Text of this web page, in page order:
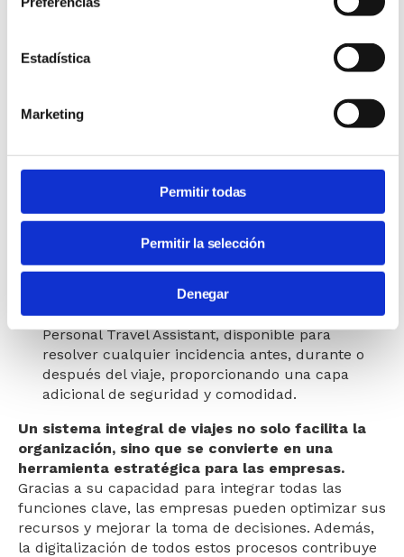
Estadística
Marketing
Permitir todas
Permitir la selección
Denegar
Al contar
con una plataforma intuitiva que facilita la
planificación de viajes, los empleados pueden
autónoma y acorde a sus preferencias, lo que se
traduce en mayor satisfacción y eficiencia.
Mejor control y visibilidad:Con un sistema
integral, las empresas tienen acceso a toda la
información relacionada con los viajes en un
solo lugar, lo que permite un control en tiempo
real sobre los gastos y el cumplimiento de las
Asistencia personalizada:Destinux es el único
sistema integral de viajes que incluye un
servicio de asistencia personalizada mediante un
Personal Travel Assistant, disponible para
resolver cualquier incidencia antes, durante o
después del viaje, proporcionando una capa
adicional de seguridad y comodidad.
Un sistema integral de viajes no solo facilita la
organización, sino que se convierte en una
herramienta estratégica para las empresas.
Gracias a su capacidad para integrar todas las
funciones clave, las empresas pueden optimizar sus
recursos y mejorar la toma de decisiones. Además,
la digitalización de todos estos procesos contribuye